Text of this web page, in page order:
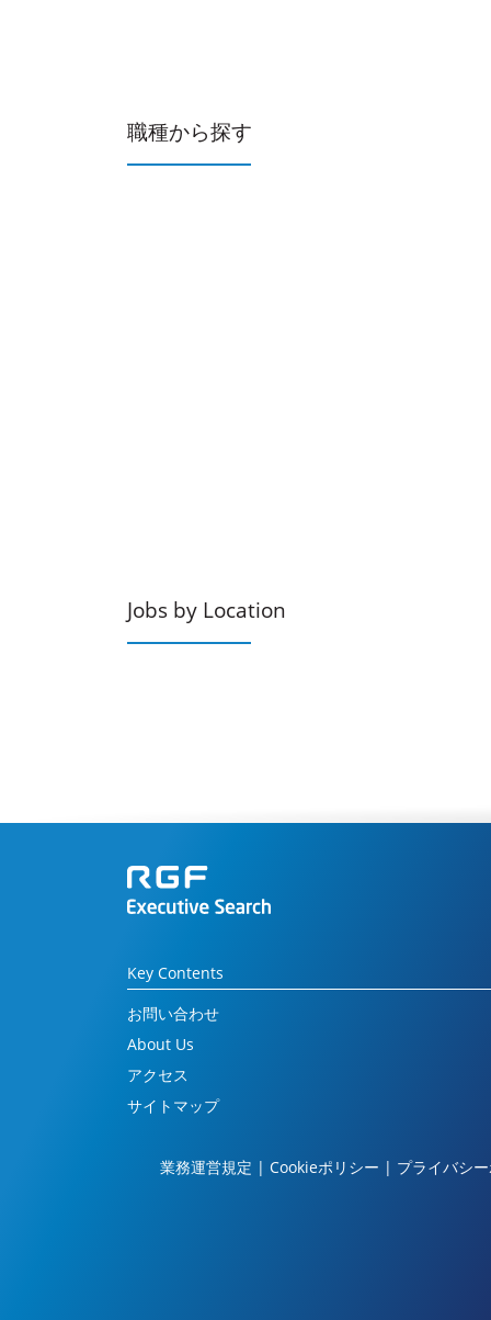
職種から探す
Jobs by Location
Key Contents
お問い合わせ
About Us
アクセス
サイトマップ
業務運営規定 | Cookieポリシー | プライバシ